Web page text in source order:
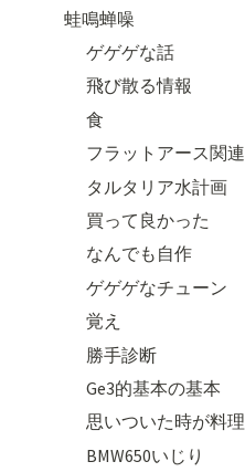
蛙鳴蝉噪
ゲゲゲな話
飛び散る情報
食
フラットアース関連
タルタリア水計画
買って良かった
なんでも自作
ゲゲゲなチューン
覚え
勝手診断
Ge3的基本の基本
思いついた時が料理
BMW650いじり